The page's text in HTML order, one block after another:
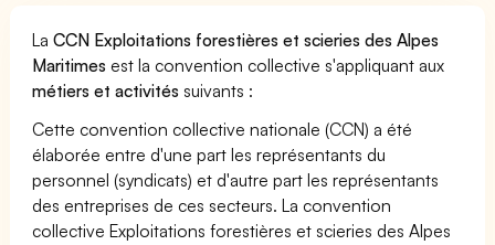
LaCCN Exploitations forestières et scieries des Alpes
Maritimes est la convention collective s'appliquant aux
métiers et activités suivants :
Cette convention collective nationale (CCN) a été
élaborée entre d'une part les représentants du
personnel (syndicats) et d'autre part les représentants
des entreprises de ces secteurs. La convention
collective Exploitations forestières et scieries des Alpes